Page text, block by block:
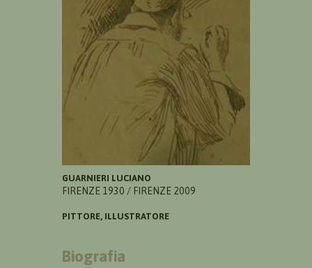
GUARNIERI LUCIANO
FIRENZE 1930 / FIRENZE 2009
PITTORE, ILLUSTRATORE
Biografia